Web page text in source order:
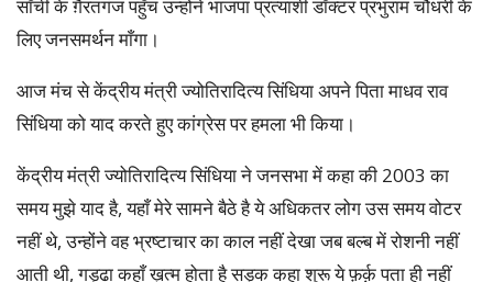
साँची के ग़ैरतगंज पहुँच उन्होंने भाजपा प्रत्याशी डॉक्टर प्रभुराम चौधरी के
लिए जनसमर्थन माँगा।
आज मंच से केंद्रीय मंत्री ज्योतिरादित्य सिंधिया अपने पिता माधव राव
सिंधिया को याद करते हुए कांग्रेस पर हमला भी किया।
केंद्रीय मंत्री ज्योतिरादित्य सिंधिया ने जनसभा में कहा की 2003 का
समय मुझे याद है, यहाँ मेरे सामने बैठे है ये अधिकतर लोग उस समय वोटर
नहीं थे, उन्होंने वह भ्रष्टाचार का काल नहीं देखा जब बल्ब में रोशनी नहीं
आती थी, गड्ढा कहाँ ख़त्म होता है सड़क कहा शुरू ये फ़र्क़ पता ही नहीं